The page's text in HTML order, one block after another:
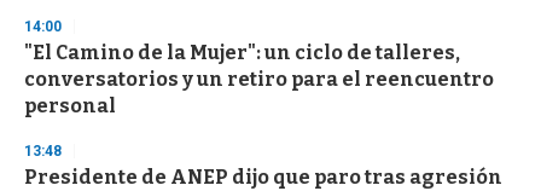
14:00
"El Camino de la Mujer": un ciclo de talleres,
conversatorios y un retiro para el reencuentro
personal
13:48
Presidente de ANEP dijo que paro tras agresión